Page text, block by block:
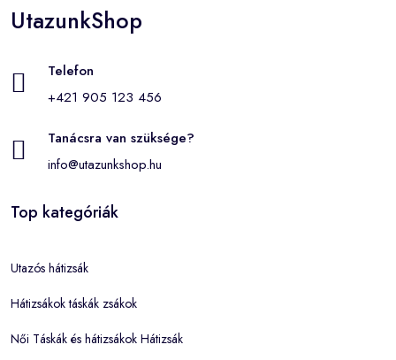
UtazunkShop
Telefon
+421 905 123 456
Tanácsra van szüksége?
info@utazunkshop.hu
Top kategóriák
Utazós hátizsák
Hátizsákok táskák zsákok
Női Táskák és hátizsákok Hátizsák